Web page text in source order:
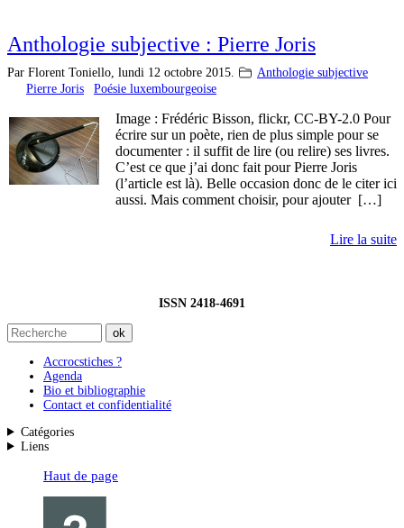
Anthologie subjective : Pierre Joris
Par Florent Toniello, lundi 12 octobre 2015.
Anthologie subjective
Pierre Joris
Poésie luxembourgeoise
Image : Frédéric Bisson, flickr, CC-BY-2.0 Pour
écrire sur un poète, rien de plus simple pour se
documenter : il suffit de lire (ou relire) ses livres.
C’est ce que j’ai donc fait pour Pierre Joris
(l’article est là). Belle occasion donc de le citer ici
aussi. Mais comment choisir, pour ajouter […]
Lire la suite
ISSN 2418-4691
Accrocstiches ?
Agenda
Bio et bibliographie
Contact et confidentialité
Catégories
Liens
Haut de page